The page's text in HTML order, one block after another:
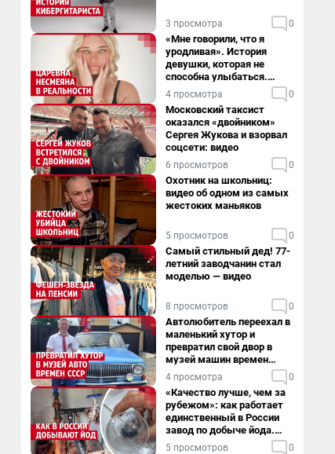
3 просмотра 0
«Мне говорили, что я
уродливая». История
девушки, которая не
способна улыбаться.
Видео
4 просмотра 0
Московский таксист
оказался «двойником»
Сергея Жукова и взорвал
соцсети: видео
6 просмотров 0
Охотник на школьниц:
видео об одном из самых
жестоких маньяков
5 просмотров 0
Самый стильный дед! 77-
летний заводчанин стал
моделью — видео
8 просмотров 0
Автолюбитель переехал в
маленький хутор и
превратил свой двор в
музей машин времен
СССР. Видео
4 просмотра 0
«Качество лучше, чем за
рубежом»: как работает
единственный в России
завод по добыче йода.
Видео
5 просмотров 0